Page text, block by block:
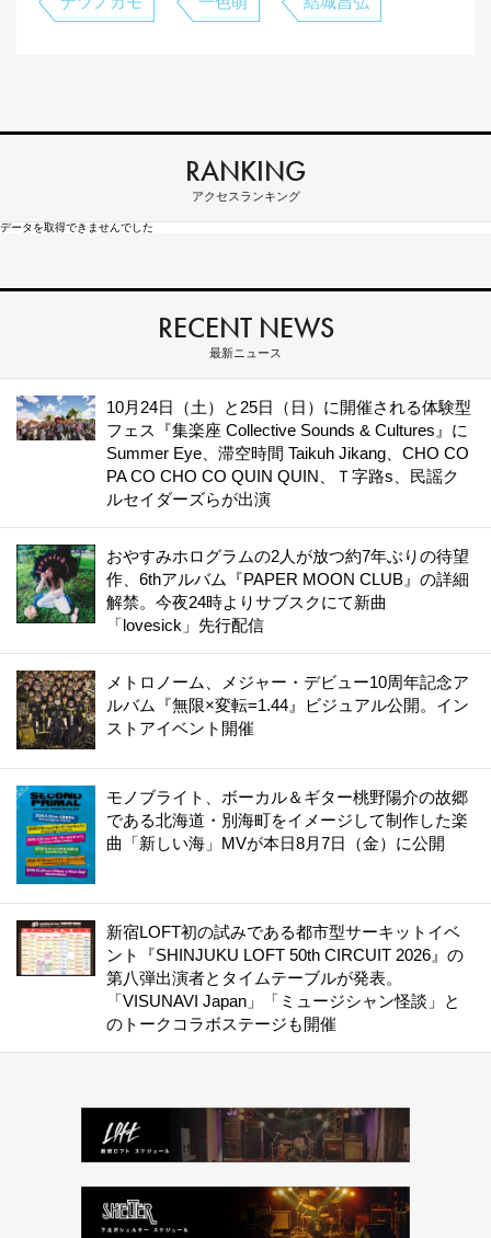
RANKING
アクセスランキング
データを取得できませんでした
RECENT NEWS
最新ニュース
10月24日（土）と25日（日）に開催される体験型
フェス『集楽座 Collective Sounds & Cultures』に
Summer Eye、滞空時間 Taikuh Jikang、CHO CO
PA CO CHO CO QUIN QUIN、Ｔ字路s、民謡ク
ルセイダーズらが出演
おやすみホログラムの2人が放つ約7年ぶりの待望
作、6thアルバム『PAPER MOON CLUB』の詳細
解禁。今夜24時よりサブスクにて新曲
「lovesick」先行配信
メトロノーム、メジャー・デビュー10周年記念ア
ルバム『無限×変転=1.44』ビジュアル公開。イン
ストアイベント開催
モノブライト、ボーカル＆ギター桃野陽介の故郷
である北海道・別海町をイメージして制作した楽
曲「新しい海」MVが本日8月7日（金）に公開
新宿LOFT初の試みである都市型サーキットイベ
ント『SHINJUKU LOFT 50th CIRCUIT 2026』の
第八弾出演者とタイムテーブルが発表。
「VISUNAVI Japan」「ミュージシャン怪談」と
のトークコラボステージも開催